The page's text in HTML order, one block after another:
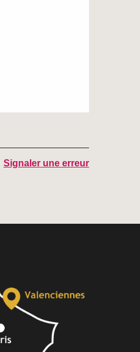
Signaler une erreur